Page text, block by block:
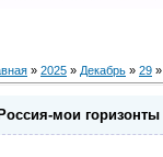
» 2025 » Декабрь » 29
мои горизонты